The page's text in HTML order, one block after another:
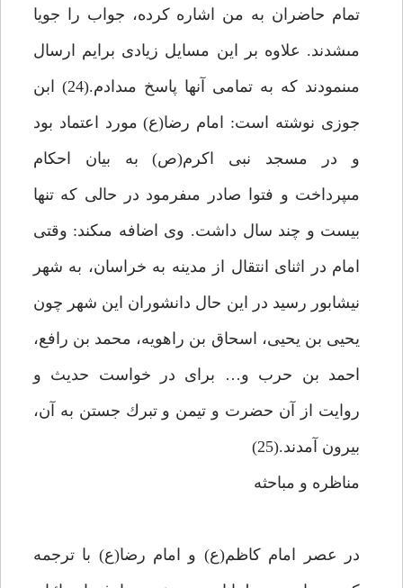
تمام حاضران به من اشاره كرده، جواب را جويا
مى‏شدند. علاوه بر اين مسايل زيادى برايم ارسال
مى‏نمودند كه به تمامى آن‏ها پاسخ مى‏دادم.(24) ابن
جوزى نوشته است: امام رضا(ع) مورد اعتماد بود
و در مسجد نبى اكرم(ص) به بيان احكام
مى‏پرداخت و فتوا صادر مى‏فرمود در حالى كه تنها
بيست و چند سال داشت. وى اضافه مى‏كند: وقتى
امام در اثناى انتقال از مدينه به خراسان، به شهر
نيشابور رسيد در اين حال دانشوران اين شهر چون
يحيى بن يحيى، اسحاق بن راهويه، محمد بن رافع،
احمد بن حرب و… براى در خواست حديث و
روايت از آن حضرت و تيمن و تبرك جستن به آن،
بيرون آمدند.(25)
مناظره و مباحثه‏
در عصر امام كاظم(ع) و امام رضا(ع) با ترجمه